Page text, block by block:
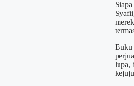
Buku
lupa,